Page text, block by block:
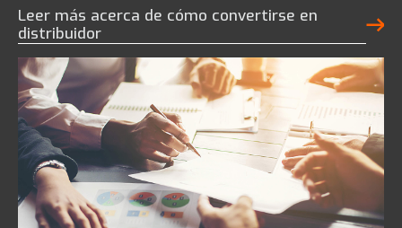
Leer más acerca de cómo convertirse en
distribuidor